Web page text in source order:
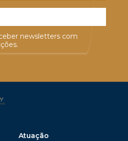
newsletters com
Atuação